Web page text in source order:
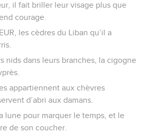
il fait briller leur visage plus que
courage.
les cèdres du Liban qu’il a
nids dans leurs branches, la cigogne
appartiennent aux chèvres
d’abri aux damans.
lune pour marquer le temps, et le
de son coucher.